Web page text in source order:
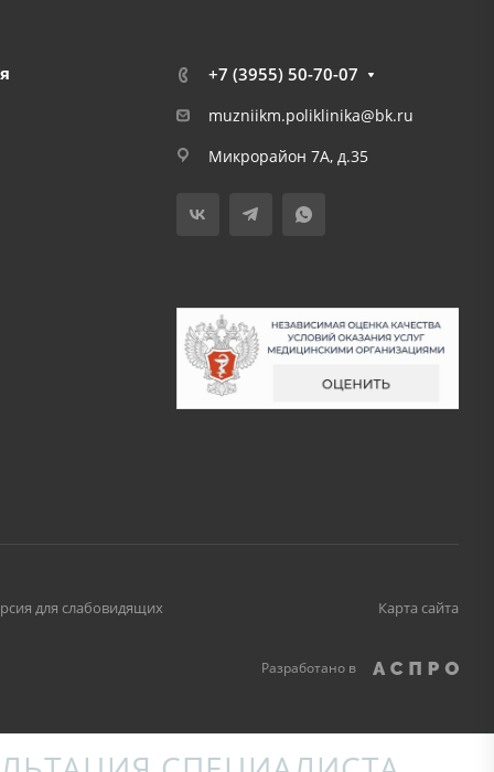
+7 (3955) 50-70-07
muzniikm.poliklinika@bk.ru
Микрорайон 7А, д.35
для слабовидящих Карта сайта
Разработано в